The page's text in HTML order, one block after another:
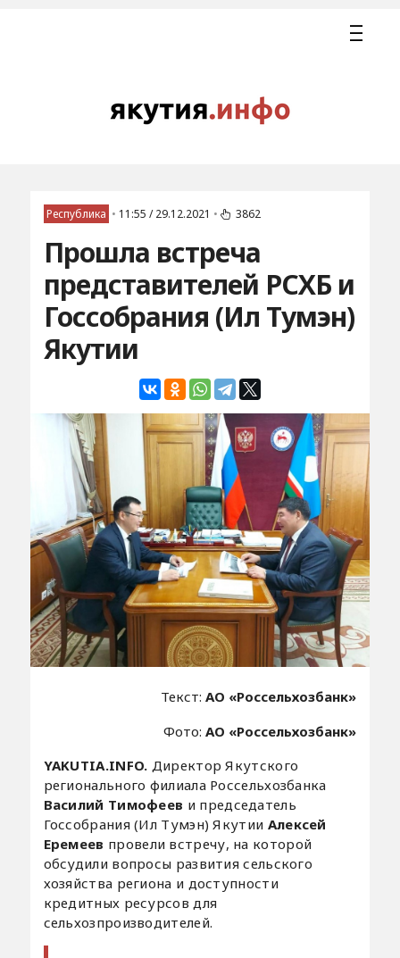
Республика • 11:55 / 29.12.2021 • 3862
Прошла встреча
представителей РСХБ и
Госсобрания (Ил Тумэн)
Якутии
Текст:АО «Россельхозбанк»
Фото:АО «Россельхозбанк»
YAKUTIA.INFO. Директор Якутского
регионального филиала Россельхозбанка
Василий Тимофеев и председатель
Госсобрания (Ил Тумэн) Якутии Алексей
Еремеев провели встречу, на которой
обсудили вопросы развития сельского
хозяйства региона и доступности
кредитных ресурсов для
сельхозпроизводителей.